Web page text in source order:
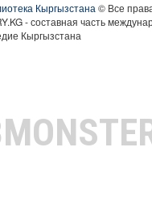
Кыргызстана © Все
- составная часть
Кыргызстана